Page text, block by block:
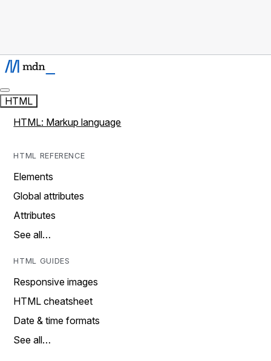
HTML
HTML: Markup language
HTML REFERENCE
Elements
Global attributes
Attributes
See all…
HTML GUIDES
Responsive images
HTML cheatsheet
Date & time formats
See all…